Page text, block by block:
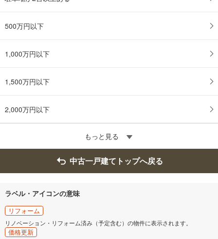
500万円以下
1,000万円以下
1,500万円以下
2,000万円以下
もっと見る
中古一戸建てトップへ戻る
ラベル・アイコンの意味
リフォーム
リノベーション・リフォーム済み（予定含む）の物件に表示されます。
価格更新